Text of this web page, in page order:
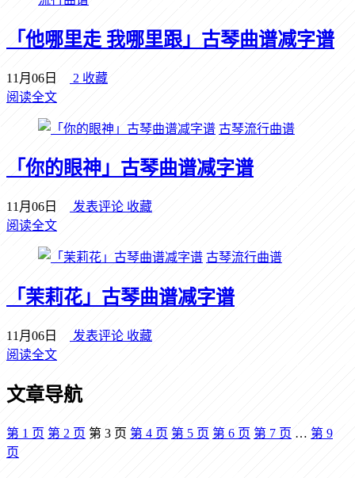
「他哪里走 我哪里跟」古琴曲谱减字谱
11月06日 2 收藏
阅读全文
古琴流行曲谱
「你的眼神」古琴曲谱减字谱
11月06日 发表评论 收藏
阅读全文
古琴流行曲谱
「茉莉花」古琴曲谱减字谱
11月06日 发表评论 收藏
阅读全文
文章导航
第 1 页 第 2 页 第 3 页 第 4 页 第 5 页 第 6 页 第 7 页 … 第 9
页